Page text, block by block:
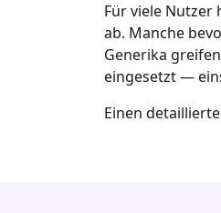
Für viele
ab. Manche
Generika
eingesetzt —
Einen